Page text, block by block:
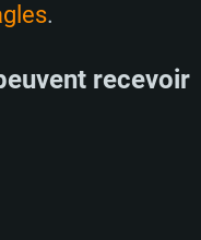
bit)
ou Ryzen5
ou plus
processeurs
.
recevoir